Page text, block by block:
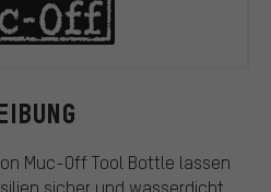
Muc-Off Tool Bottle lassen
sicher und wasserdicht